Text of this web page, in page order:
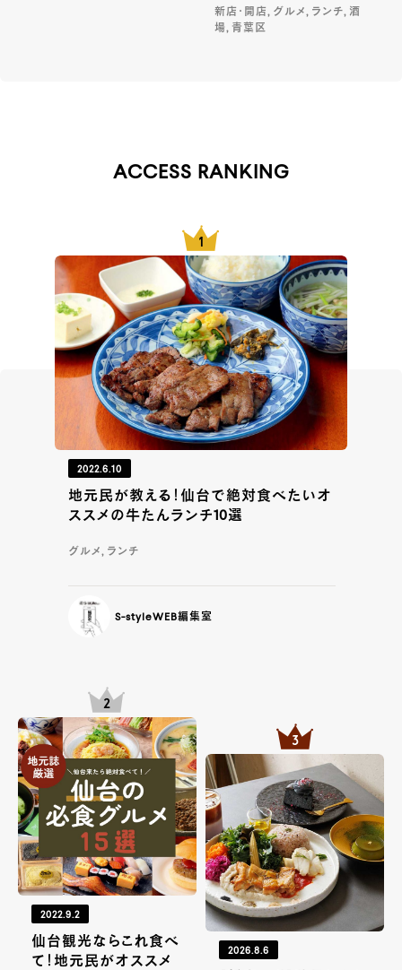
新店・開店, グルメ, ランチ, 酒
場, 青葉区
ACCESS RANKING
2022.6.10
地元民が教える！仙台で絶対食べたいオ
ススメの牛たんランチ10選
グルメ, ランチ
S-styleWEB編集室
2022.9.2
仙台観光ならこれ食べ
て！地元民がオススメ
2026.8.6